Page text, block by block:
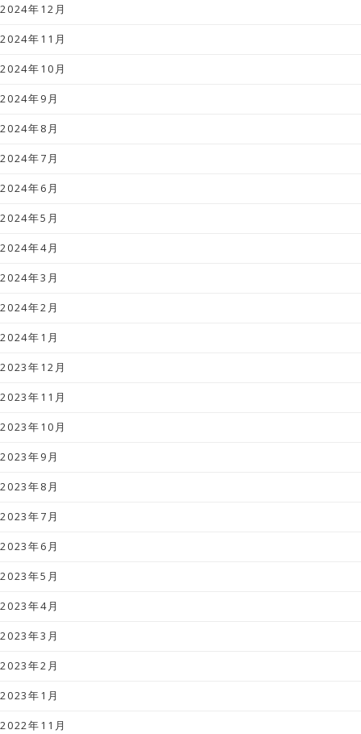
2024年12月
2024年11月
2024年10月
2024年9月
2024年8月
2024年7月
2024年6月
2024年5月
2024年4月
2024年3月
2024年2月
2024年1月
2023年12月
2023年11月
2023年10月
2023年9月
2023年8月
2023年7月
2023年6月
2023年5月
2023年4月
2023年3月
2023年2月
2023年1月
2022年11月